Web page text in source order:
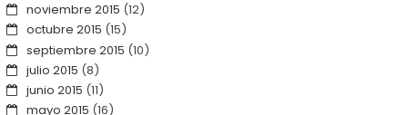
noviembre 2015 (12)
octubre 2015 (15)
septiembre 2015 (10)
julio 2015 (8)
junio 2015 (11)
mayo 2015 (16)